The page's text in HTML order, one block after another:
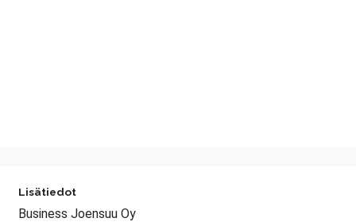
Lisätiedot
Business Joensuu Oy